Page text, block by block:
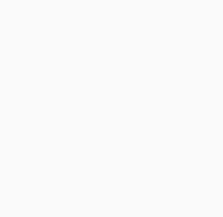
Malang, Jawa Timur 65144